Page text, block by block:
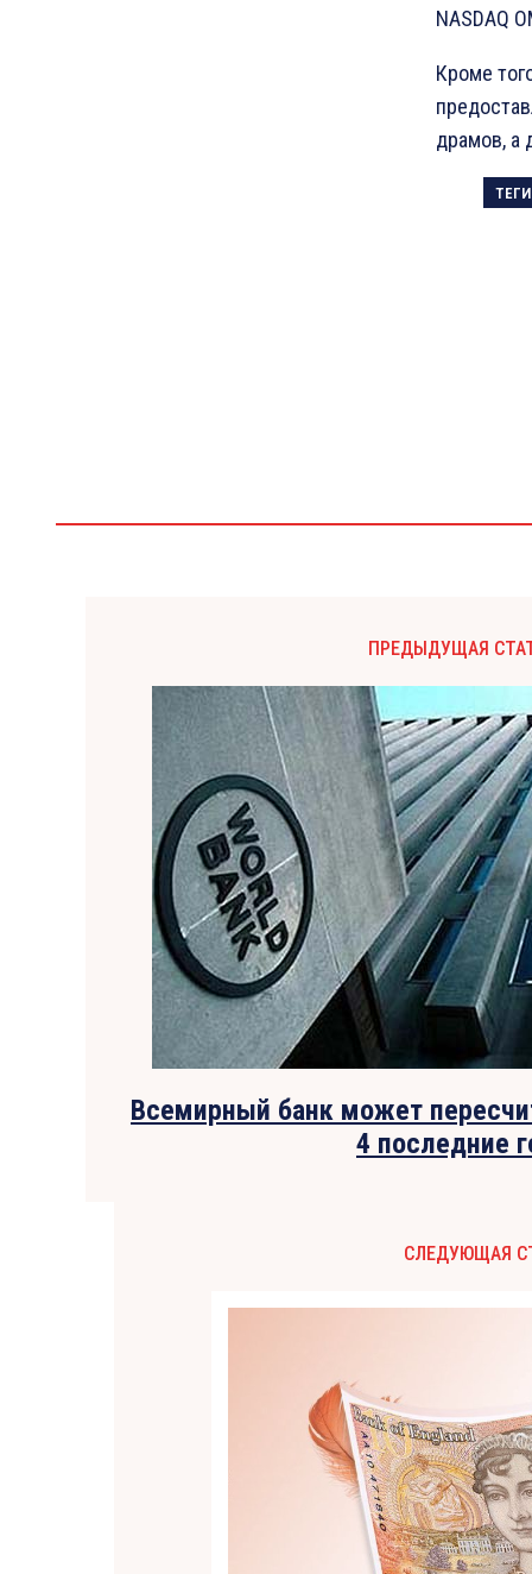
NASDAQ
Кроме
драмов, а
ТЕГИ
ПРЕДЫДУЩАЯ
Всемирный банк может
4 последние
СЛЕДУЮЩАЯ